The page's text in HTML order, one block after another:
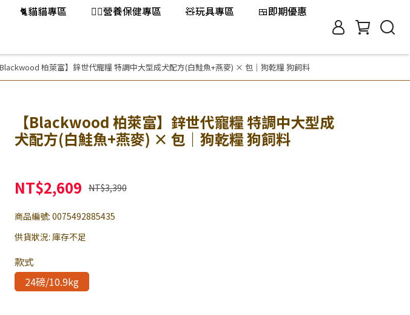
🐈️貓貓專區 👨‍⚕️營養保健專區 🧸玩具專區
🍱即期優惠
Blackwood 柏萊富】鋅世代寵糧 特調中大型成犬配方(白鮭魚+燕麥) × 包｜狗乾糧 狗飼料
【Blackwood 柏萊富】鋅世代寵糧 特調中大型成
犬配方(白鮭魚+燕麥) × 包｜狗乾糧 狗飼料
NT$2,609 NT$3,390
商品編號: 0075492885435
供貨狀況: 庫存不足
款式
24磅/10.9kg